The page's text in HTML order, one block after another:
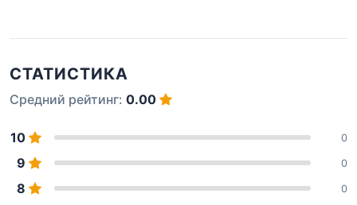
СТАТИСТИКА
Средний рейтинг: 0.00
10 0
9 0
8 0